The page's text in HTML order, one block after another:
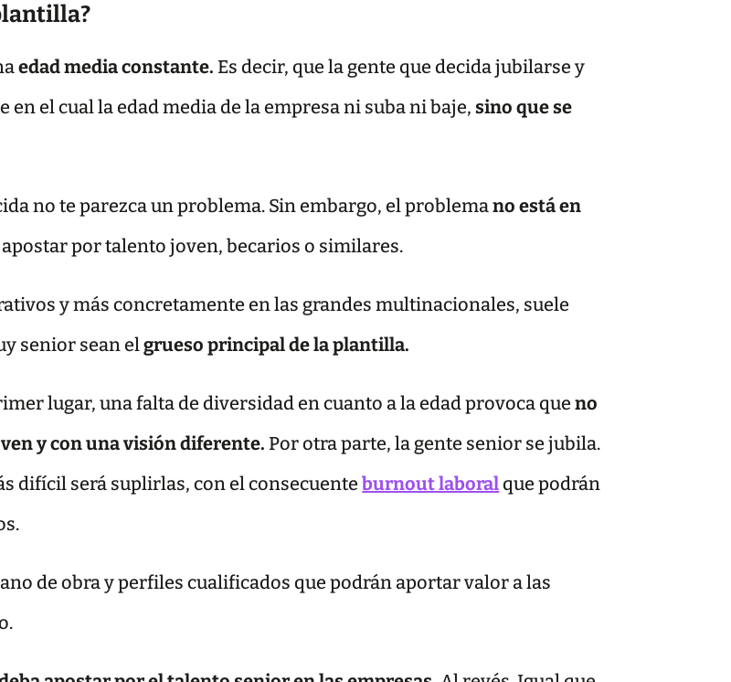
edad media constante. Es decir, que la gente que decida jubilarse y
el cual la edad media de la empresa ni suba ni baje, sino que se
no te parezca un problema. Sin embargo, el problemano está en
por talento joven, becarios o similares.
y más concretamente en las grandes multinacionales, suele
senior sean elgrueso principal de la plantilla.
lugar, una falta de diversidad en cuanto a la edad provoca que no
y con una visión diferente. Por otra parte, la gente senior se jubila.
difícil será suplirlas, con el consecuente burnout laboralque podrán
de obra y perfiles cualificados que podrán aportar valor a las